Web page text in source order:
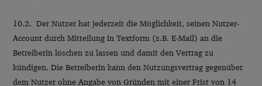
10.2. Der Nutzer hat jederzeit die Möglichkeit, seinen Nutzer-
Account durch Mitteilung in Textform (z.B. E-Mail) an die
Betreiberin löschen zu lassen und damit den Vertrag zu
kündigen. Die Betreiberin kann den Nutzungsvertrag gegenüber
dem Nutzer ohne Angabe von Gründen mit einer Frist von 14